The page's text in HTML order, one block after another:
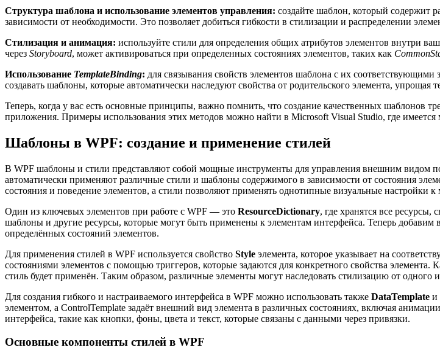
Структура шаблона и использование элементов управления: создайте шаблон, который содержит
зависимости от необходимости. Это позволяет добиться гибкости в стилизации и распределении
Стилизация и анимация: используйте стили для определения общих атрибутов элементов внутри
через Storyboard, может активироваться при определенных состояниях элементов, таких как
Использование TemplateBinding: для связывания свойств элементов шаблона с их соответствующими
создавать шаблоны, которые автоматически наследуют свойства от родительского элемента,
Теперь, когда у вас есть основные принципы, важно помнить, что создание качественных шаблонов
приложения. Примеры использования этих методов можно найти в Microsoft Visual Studio, где
Шаблоны в WPF: создание и применение стилей
В WPF шаблоны и стили представляют собой мощные инструменты для управления внешним видом
автоматически применяют различные стили и шаблоны содержимого в зависимости от состояния
состояния и поведение элементов, а стили позволяют применять однотипные визуальные настройки к
Один из ключевых элементов при работе с WPF — это ResourceDictionary, где хранятся все
шаблоны и другие ресурсы, которые могут быть применены к элементам интерфейса. Теперь
определённых состояний элементов.
Для применения стилей в WPF используется свойство Style элемента, которое указывает на
состояниями элементов с помощью триггеров, которые задаются для конкретного свойства элемента.
стиль будет применён. Таким образом, различные элементы могут наследовать стилизацию от одного
Для создания гибкого и настраиваемого интерфейса в WPF можно использовать также DataTemplate и
элементом, а ControlTemplate задаёт внешний вид элемента в различных состояниях, включая
интерфейса, такие как кнопки, фоны, цвета и текст, которые связаны с данными через привязки.
Основные компоненты стилей в WPF